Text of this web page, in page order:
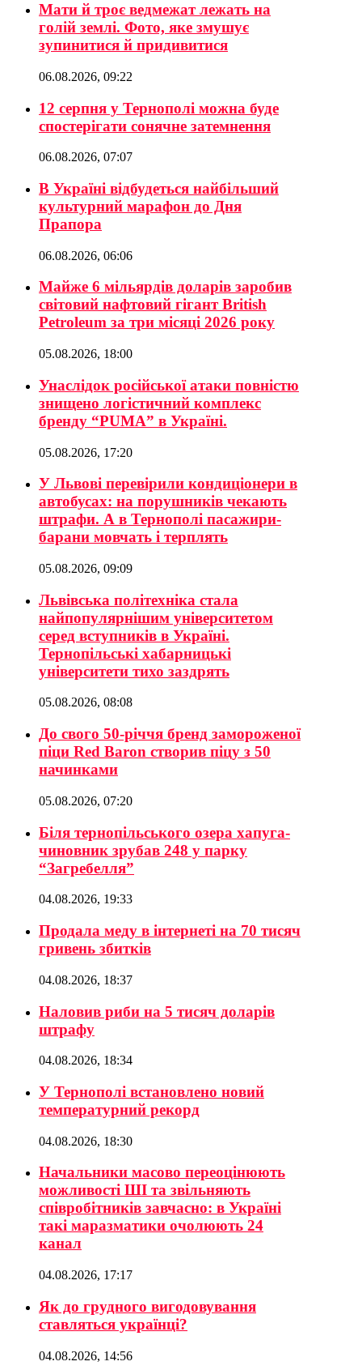
Мати й троє ведмежат лежать на
голій землі. Фото, яке змушує
зупинитися й придивитися
06.08.2026, 09:22
12 серпня у Тернополі можна буде
спостерігати сонячне затемнення
06.08.2026, 07:07
В Україні відбудеться найбільший
культурний марафон до Дня
Прапора
06.08.2026, 06:06
Майже 6 мільярдів доларів заробив
світовий нафтовий гігант British
Petroleum за три місяці 2026 року
05.08.2026, 18:00
Унаслідок російської атаки повністю
знищено логістичний комплекс
бренду “PUMA” в Україні.
05.08.2026, 17:20
У Львові перевірили кондиціонери в
автобусах: на порушників чекають
штрафи. А в Тернополі пасажири-
барани мовчать і терплять
05.08.2026, 09:09
Львівська політехніка стала
найпопулярнішим університетом
серед вступників в Україні.
Тернопільські хабарницькі
університети тихо заздрять
05.08.2026, 08:08
До свого 50-річчя бренд замороженої
піци Red Baron створив піцу з 50
начинками
05.08.2026, 07:20
Біля тернопільського озера хапуга-
чиновник зрубав 248 у парку
“Загребелля”
04.08.2026, 19:33
Продала меду в інтернеті на 70 тисяч
гривень збитків
04.08.2026, 18:37
Наловив риби на 5 тисяч доларів
штрафу
04.08.2026, 18:34
У Тернополі встановлено новий
температурний рекорд
04.08.2026, 18:30
Начальники масово переоцінюють
можливості ШІ та звільняють
співробітників завчасно: в Україні
такі маразматики очолюють 24
канал
04.08.2026, 17:17
Як до грудного вигодовування
ставляться українці?
04.08.2026, 14:56